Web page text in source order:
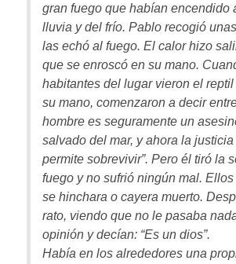
gran fuego que habían encendido
lluvia y del frío. Pablo recogió
las echó al fuego. El calor hizo
que se enroscó en su mano.
habitantes del lugar vieron el
su mano, comenzaron a decir
hombre es seguramente un
salvado del mar, y ahora la
permite sobrevivir”. Pero él tiró la
fuego y no sufrió ningún mal.
se hinchara o cayera muerto.
rato, viendo que no le pasaba
opinión y decían: “Es un dios”.
Había en los alrededores una